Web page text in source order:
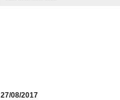
27/08/2017